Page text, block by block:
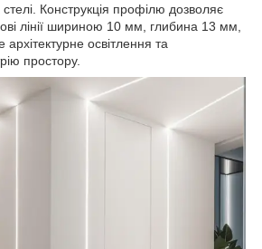
стелі. Конструкція профілю дозволяє
лінії шириною 10 мм, глибина 13 мм,
освітлення та
простору.